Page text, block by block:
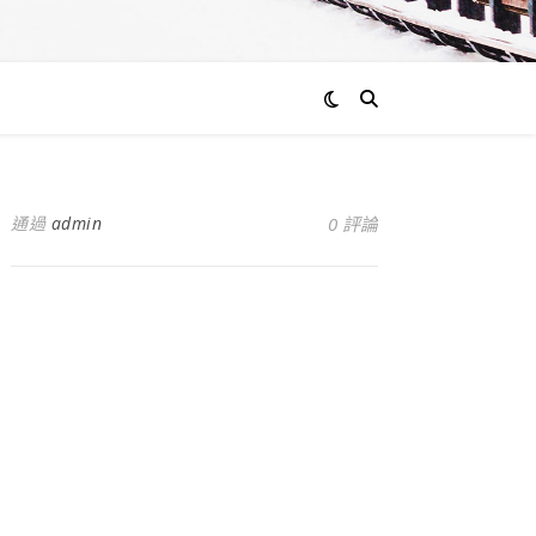
通過 admin 0 評論